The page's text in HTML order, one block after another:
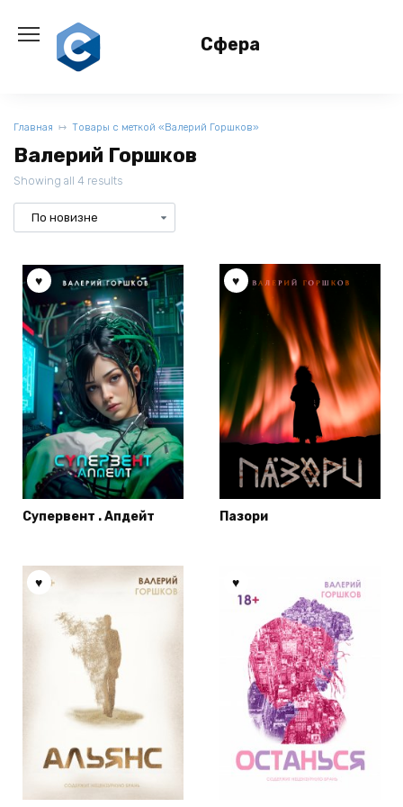
содержанию
Сфера
Главная Товары с меткой «Валерий Горшков»
Валерий Горшков
Showing all 4 results
Супервент . Апдейт Пазори